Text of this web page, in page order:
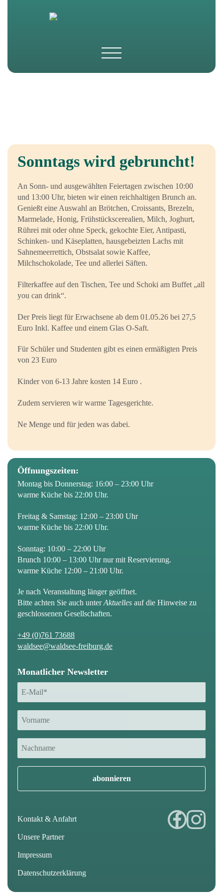
Sonntags wird gebruncht!
An Sonn- und ausgewählten Feiertagen zwischen 10:00
und 13:00 Uhr, bieten wir einen reichhaltigen Brunch an.
Genießt eine Auswahl an Brötchen, Croissants, Brezeln,
Marmelade, Honig, Frühstückscerealien, Milch, Joghurt,
Rührei mit oder ohne Speck, gekochte Eier, Antipasti,
Schinken- und Käseplatten, hausgebeizten Lachs mit
Sahnemeerrettich, Obstsalat sowie Kaffee,
Milchschokolade, Tee und allerlei Säften.
Filterkaffee auf den Tischen, Tee und Schoki am Buffet „all
you can drink“.
Der Preis liegt für Erwachsene ab dem 01.05.26 bei 27,5
Euro Inkl. Kaffee und einem Glas O-Saft.
Für Schüler und Studenten gibt es einen ermäßigten Preis
von 23 Euro
Kinder von 6-13 Jahre kosten 14 Euro .
Zudem servieren wir warme Tagesgerichte.
Ne Menge und für jeden was dabei.
Öffnungszeiten:
Montag bis Donnerstag: 16:00 – 23:00 Uhr
warme Küche bis 22:00 Uhr.
Freitag & Samstag: 12:00 – 23:00 Uhr
warme Küche bis 22:00 Uhr.
Sonntag: 10:00 – 22:00 Uhr
Brunch 10:00 – 13:00 Uhr nur mit Reservierung.
warme Küche 12:00 – 21:00 Uhr.
Je nach Veranstaltung länger geöffnet.
Bitte achten Sie auch unterAktuelles auf die Hinweise zu
geschlossenen Gesellschaften.
+49 (0)761 73688
waldsee@waldsee-freiburg.de
Monatlicher Newsletter
*
Kontakt & Anfahrt
Unsere Partner
Impressum
Datenschutzerklärung